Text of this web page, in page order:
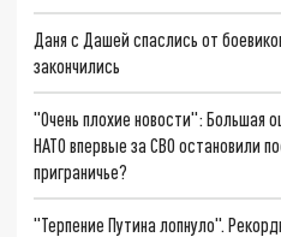
Даня с Дашей спаслись от
закончились
"Очень плохие новости": Большая
НАТО впервые за СВО остановили
приграничье?
"Терпение Путина лопнуло".